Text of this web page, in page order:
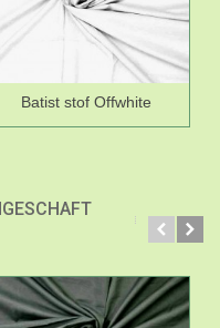
Batist stof Offwhite